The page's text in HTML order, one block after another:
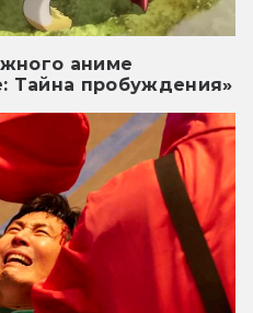
аниме
Тайна пробуждения»